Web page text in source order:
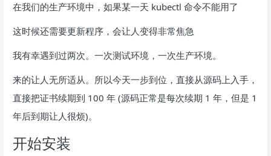
在我们的生产环境中，如果某一天 kubectl 命令不能用了
这时候还需要更新程序，会让人变得非常焦急
我有幸遇到过两次。一次测试环境，一次生产环境。
来的让人无所适从。所以今天一步到位，直接从源码上入手，
直接把证书续期到 100 年 (源码正常是每次续期 1 年，但是 1
年后到期让人很烦)。
开始安装